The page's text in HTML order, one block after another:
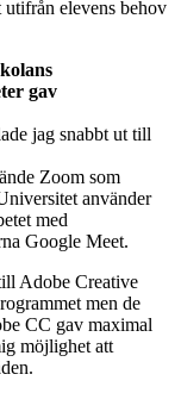
elevens behov
gav
jag snabbt ut till
Zoom som
använder
med
Google Meet.
Adobe Creative
men de
CC gav maximal
möjlighet att